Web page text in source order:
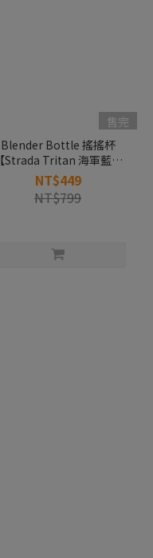
售完
Blender Bottle 搖搖杯
【Strada Tritan 海軍藍】
28oz
NT$449
NT$799